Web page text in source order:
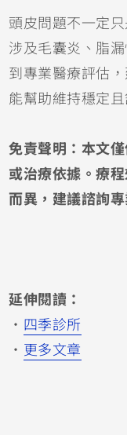
頭皮問題不一定
涉及毛囊炎、脂
到專業醫療評估
能幫助維持穩定
免責聲明：本文
或治療依據。療
而異，建議諮詢專
延伸閱讀：
・ 四季診所
・ 更多文章